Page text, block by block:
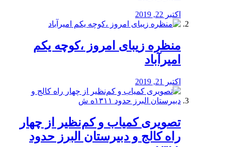
اکتبر 22, 2019
منظره‌‌ زیبای امروز ،کوچه یکم
امیرآباد
اکتبر 21, 2019
️تصویری کمیاب و کم‌نظیر از چهار
راه كالج و دبيرستان البرز حدود